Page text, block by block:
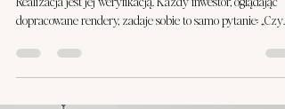
stworzyć autentyczny